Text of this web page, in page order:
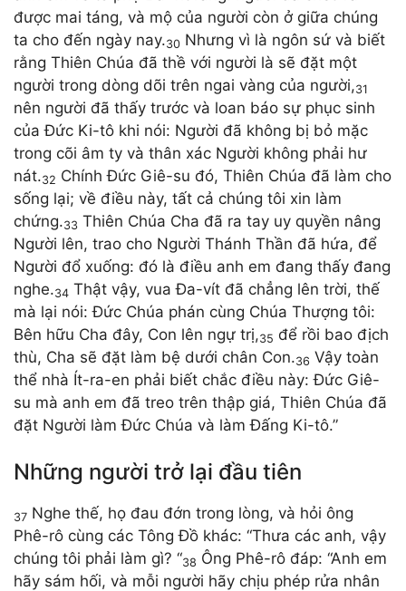
được mai táng, và mộ của người còn ở giữa chúng
ta cho đến ngày nay.30 Nhưng vì là ngôn sứ và biết
rằng Thiên Chúa đã thề với người là sẽ đặt một
người trong dòng dõi trên ngai vàng của người,31
nên người đã thấy trước và loan báo sự phục sinh
của Đức Ki-tô khi nói: Người đã không bị bỏ mặc
trong cõi âm ty và thân xác Người không phải hư
nát.32 Chính Đức Giê-su đó, Thiên Chúa đã làm cho
sống lại; về điều này, tất cả chúng tôi xin làm
chứng.33 Thiên Chúa Cha đã ra tay uy quyền nâng
Người lên, trao cho Người Thánh Thần đã hứa, để
Người đổ xuống: đó là điều anh em đang thấy đang
nghe.34 Thật vậy, vua Đa-vít đã chẳng lên trời, thế
mà lại nói: Đức Chúa phán cùng Chúa Thượng tôi:
Bên hữu Cha đây, Con lên ngự trị,35 để rồi bao địch
thù, Cha sẽ đặt làm bệ dưới chân Con.36 Vậy toàn
thể nhà Ít-ra-en phải biết chắc điều này: Đức Giê-
su mà anh em đã treo trên thập giá, Thiên Chúa đã
đặt Người làm Đức Chúa và làm Đấng Ki-tô.”
Những người trở lại đầu tiên
37 Nghe thế, họ đau đớn trong lòng, và hỏi ông
Phê-rô cùng các Tông Đồ khác: “Thưa các anh, vậy
chúng tôi phải làm gì? “38 Ông Phê-rô đáp: “Anh em
hãy sám hối, và mỗi người hãy chịu phép rửa nhân